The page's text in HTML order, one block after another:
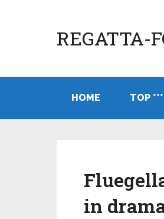
REGATTA-
HOME TOP ***
in